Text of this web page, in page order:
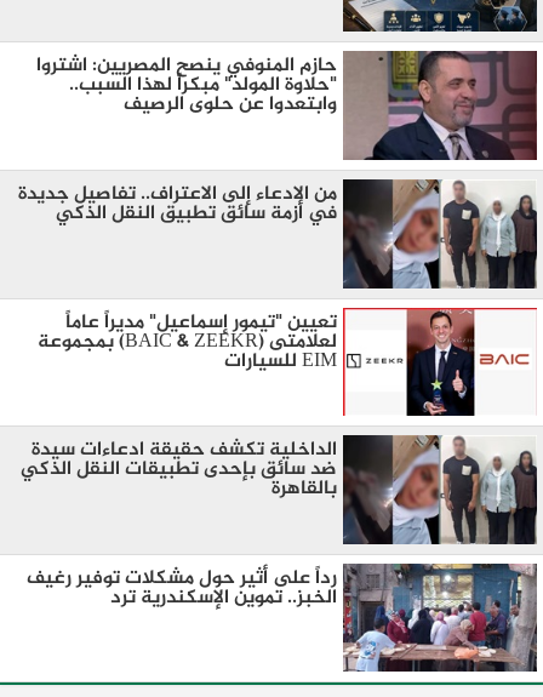
​حازم المنوفي ينصح المصريين: اشتروا
"حلاوة المولد" مبكراً لهذا السبب..
وابتعدوا عن حلوى الرصيف
من الادعاء إلى الاعتراف.. تفاصيل جديدة
في أزمة سائق تطبيق النقل الذكي
تعيين "تيمور إسماعيل" مديراً عاماً
لعلامتى (BAIC & ZEEKR) بمجموعة
EIM للسيارات
الداخلية تكشف حقيقة ادعاءات سيدة
ضد سائق بإحدى تطبيقات النقل الذكي
بالقاهرة
رداً على أثير حول مشكلات توفير رغيف
الخبز.. تموين الإسكندرية ترد